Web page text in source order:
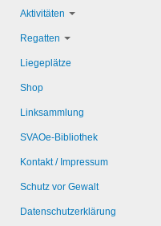
Aktivitäten
Regatten
Liegeplätze
Shop
Linksammlung
SVAOe-Bibliothek
Kontakt / Impressum
Schutz vor Gewalt
Datenschutzerklärung